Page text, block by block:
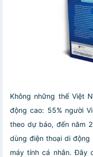
Không những thế Việt
động cao: 55% người
theo dự báo, đến năm
dùng điện thoại di động
máy tính cá nhân. Đây